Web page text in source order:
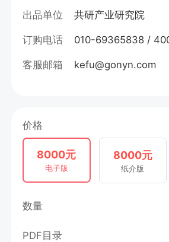
出品单位 共研产业研究院
订购电话 010-69365838 /
客服邮箱 kefu@gonyn.com
价格
8000元
电子版
8000元
纸介版
数量
PDF目录